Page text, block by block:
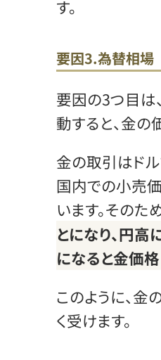
す。
要因3.為替相場
要因の3つ目は
動すると、金の
金の取引はド
国内での小売
います。そのた
とになり、円
になると金価
このように、
く受けます。